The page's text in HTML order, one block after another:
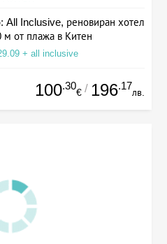
All Inclusive, реновиран хотел
м от плажа в Китен
+ all inclusive
100.30
€ / 196.17
лв.